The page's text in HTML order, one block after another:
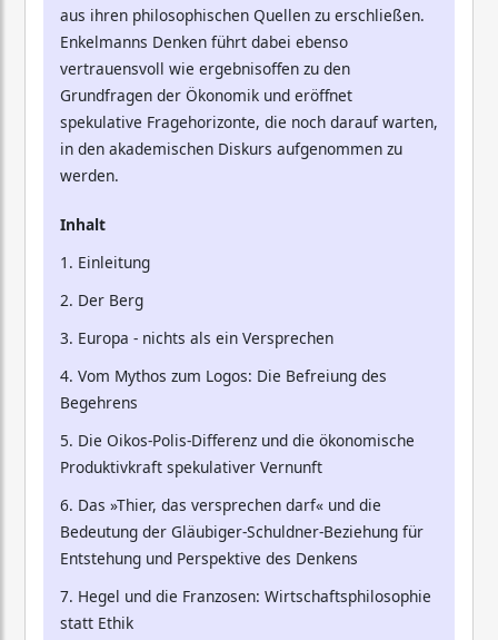
aus ihren philosophischen Quellen zu erschließen.
Enkelmanns Denken führt dabei ebenso
vertrauensvoll wie ergebnisoffen zu den
Grundfragen der Ökonomik und eröffnet
spekulative Fragehorizonte, die noch darauf warten,
in den akademischen Diskurs aufgenommen zu
werden.
Inhalt
1. Einleitung
2. Der Berg
3. Europa - nichts als ein Versprechen
4. Vom Mythos zum Logos: Die Befreiung des
Begehrens
5. Die Oikos-Polis-Differenz und die ökonomische
Produktivkraft spekulativer Vernunft
6. Das »Thier, das versprechen darf« und die
Bedeutung der Gläubiger-Schuldner-Beziehung für
Entstehung und Perspektive des Denkens
7. Hegel und die Franzosen: Wirtschaftsphilosophie
statt Ethik